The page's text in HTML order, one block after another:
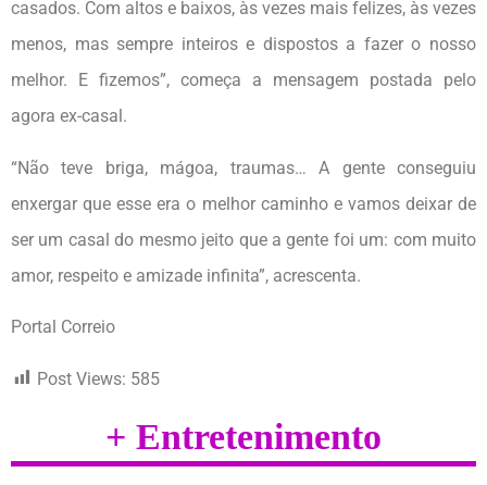
casados. Com altos e baixos, às vezes mais felizes, às vezes
menos, mas sempre inteiros e dispostos a fazer o nosso
melhor. E fizemos”, começa a mensagem postada pelo
agora ex-casal.
“Não teve briga, mágoa, traumas… A gente conseguiu
enxergar que esse era o melhor caminho e vamos deixar de
ser um casal do mesmo jeito que a gente foi um: com muito
amor, respeito e amizade infinita”, acrescenta.
Portal Correio
Post Views: 585
+ Entretenimento